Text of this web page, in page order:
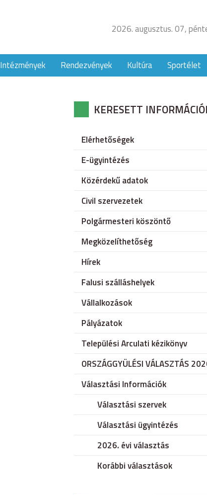
2026. augusztus. 07,
Intézmények Rendezvények Kultúra Sportélet
KERESETT
Elérhetőségek
E-ügyintézés
Közérdekű adatok
Civil szervezetek
Polgármesteri köszöntő
Megközelíthetőség
Hírek
Falusi szálláshelyek
Vállalkozások
Pályázatok
Települési Arculati kézikönyv
ORSZÁGGYÜLÉSI VÁLASZTÁS
Választási Információk
Választási szervek
Választási ügyintézés
2026. évi választás
Korábbi választások